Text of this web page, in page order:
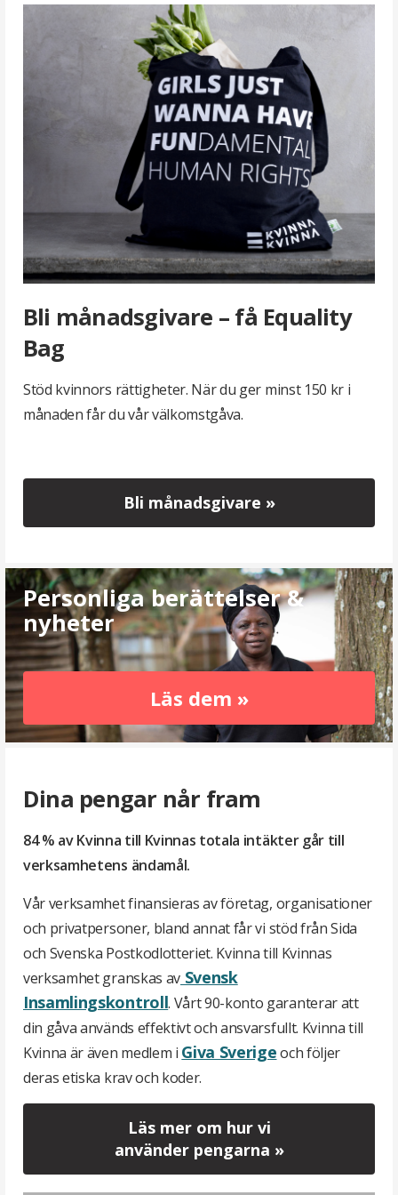
Bli
Bli månadsgivare – få Equality
Bag
Stöd kvinnors rättigheter. När du ger minst 150 kr i
månaden får du vår välkomstgåva.
Bli månadsgivare »
Personliga berättelser &
nyheter
Läs dem »
Dina pengar når fram
84 % av Kvinna till Kvinnas totala intäkter går till
verksamhetens ändamål.
Vår verksamhet finansieras av företag, organisationer
och privatpersoner, bland annat får vi stöd från Sida
och Svenska Postkodlotteriet. Kvinna till Kvinnas
verksamhet granskas avSvensk
Insamlingskontroll. Vårt 90-konto garanterar att
din gåva används effektivt och ansvarsfullt. Kvinna till
Kvinna är även medlem i Giva Sverigeoch följer
deras etiska krav och koder.
Läs mer om hur vi
använder pengarna »